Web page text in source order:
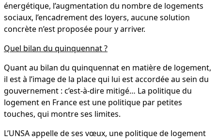
énergétique, l’augmentation du nombre de logements
sociaux, l’encadrement des loyers, aucune solution
concrète n’est proposée pour y arriver.
Quel bilan du quinquennat ?
Quant au bilan du quinquennat en matière de logement,
il est à l’image de la place qui lui est accordée au sein du
gouvernement : c’est-à-dire mitigé… La politique du
logement en France est une politique par petites
touches, qui montre ses limites.
L’UNSA appelle de ses vœux, une politique de logement